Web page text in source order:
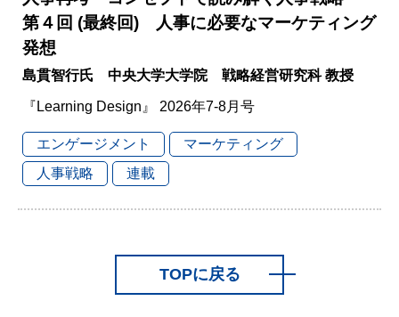
第４回 (最終回) 人事に必要なマーケティング
発想
島貫智行氏 中央大学大学院 戦略経営研究科 教授
『Learning Design』 2026年7-8月号
エンゲージメント
マーケティング
人事戦略
連載
TOPに戻る